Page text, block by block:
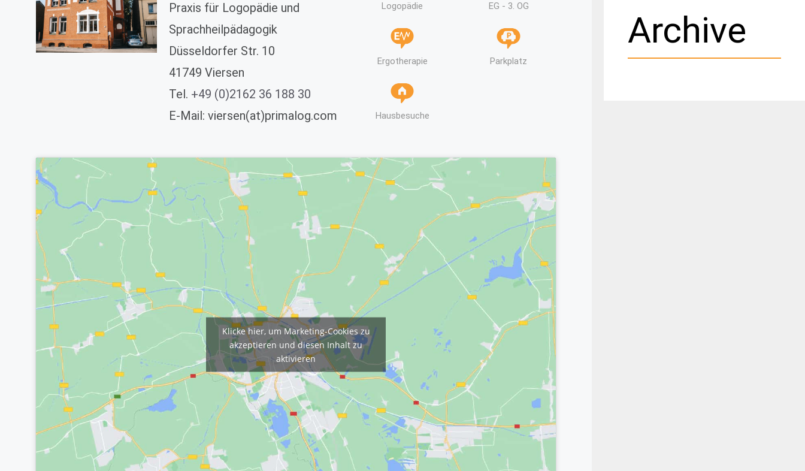
Praxis für Logopädie und
Sprachheilpädagogik
Düsseldorfer Str. 10
41749 Viersen
Tel. +49 (0)2162 36 188 30
E-Mail: viersen(at)primalog.com
Logopädie
Ergotherapie
Hausbesuche
EG - 3. OG
Parkplatz
Klicke hier, um Marketing-Cookies zu
akzeptieren und diesen Inhalt zu
aktivieren
Archive